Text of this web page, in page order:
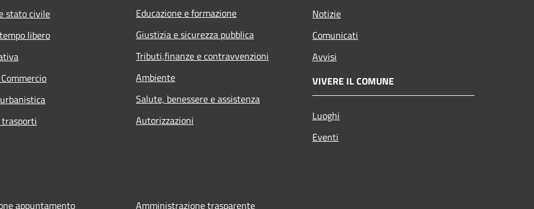
stato civile
libero
Educazione e formazione
Giustizia e sicurezza pubblica
Tributi,finanze e contravvenzioni
Ambiente
Salute, benessere e assistenza
Autorizzazioni
Notizie
Comunicati
Avvisi
VIVERE IL COMUNE
Luoghi
Eventi
appuntamento Amministrazione trasparente